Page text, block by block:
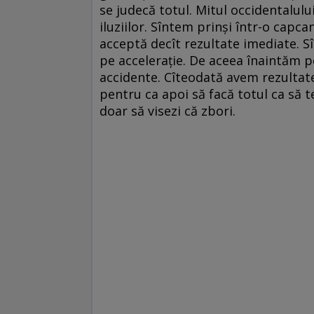
se judecă totul. Mitul
iluziilor. Sîntem prinşi într-o
acceptă decît rezultate imediate.
pe acceleraţie. De aceea
accidente. Cîteodată avem
pentru ca apoi să facă totul ca să
doar să visezi că zbori.